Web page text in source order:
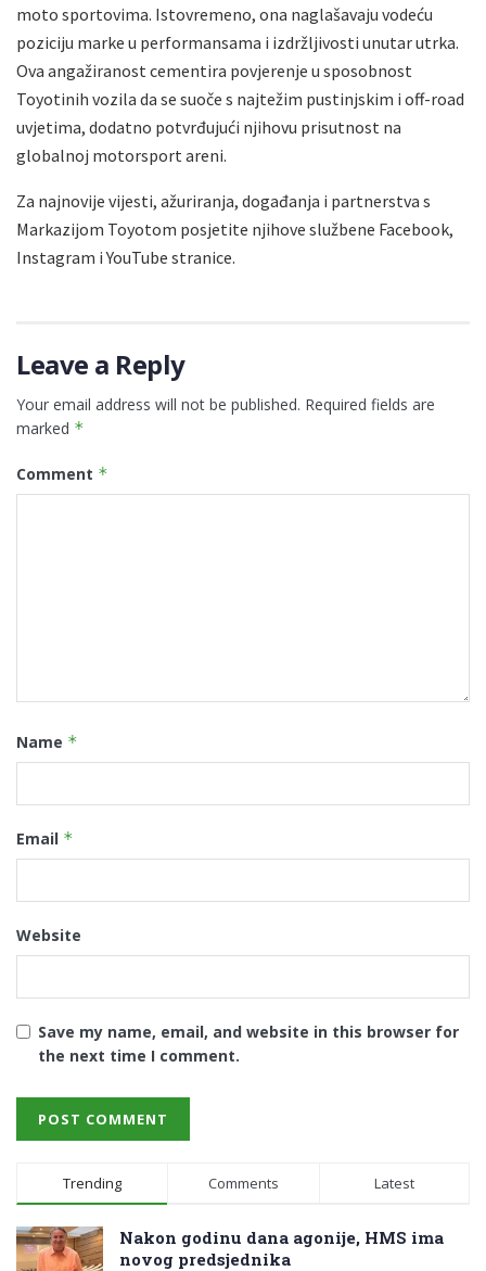
moto sportovima. Istovremeno, ona naglašavaju vodeću
poziciju marke u performansama i izdržljivosti unutar utrka.
Ova angažiranost cementira povjerenje u sposobnost
Toyotinih vozila da se suoče s najtežim pustinjskim i off-road
uvjetima, dodatno potvrđujući njihovu prisutnost na
globalnoj motorsport areni.
Za najnovije vijesti, ažuriranja, događanja i partnerstva s
Markazijom Toyotom posjetite njihove službene Facebook,
Instagram i YouTube stranice.
Leave a Reply
Your email address will not be published. Required fields are
marked *
Comment *
Name *
Email *
Website
Save my name, email, and website in this browser for
the next time I comment.
Trending Comments Latest
Nakon godinu dana agonije, HMS ima
novog predsjednika